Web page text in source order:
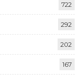
722
292
202
167